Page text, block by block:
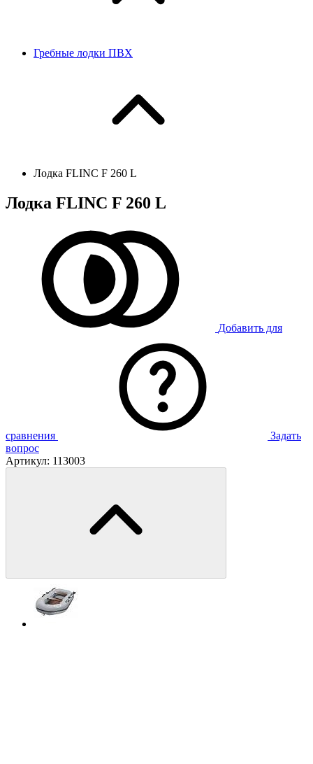
Гребные лодки ПВХ
Лодка FLINC F 260 L
Лодка FLINC F 260 L
Добавить для
сравнения
Задать
вопрос
Артикул: 113003